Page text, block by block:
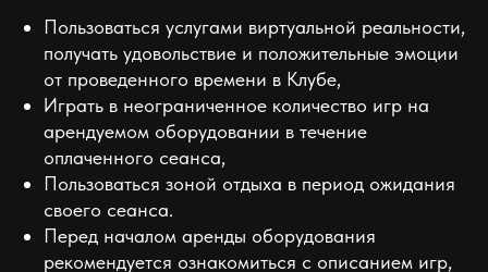
Пользоваться услугами виртуальной реальности,
получать удовольствие и положительные эмоции
от проведенного времени в Клубе,
Играть в неограниченное количество игр на
арендуемом оборудовании в течение
оплаченного сеанса,
Пользоваться зоной отдыха в период ожидания
своего сеанса.
Перед началом аренды оборудования
рекомендуется ознакомиться с описанием игр,